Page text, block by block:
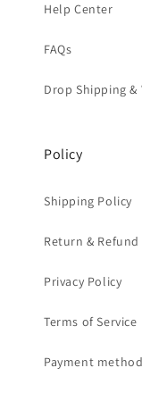
Help Center
FAQs
Drop Shipping &
Policy
Shipping Policy
Return & Refund
Privacy Policy
Terms of Service
Payment